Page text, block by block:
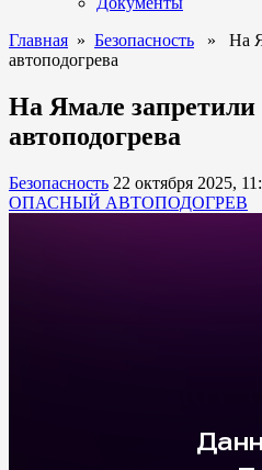
Главная » Безопасность » На
автоподогрева
На Ямале запретили
автоподогрева
Безопасность 22 октября 2025,
ОПАСНЫЙ АВТОПОДОГРЕВ